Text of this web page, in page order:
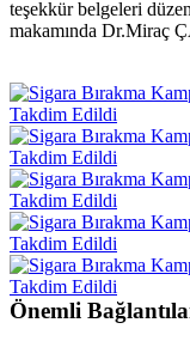
teşekkür belgeleri
makamında Dr.Miraç
Önemli